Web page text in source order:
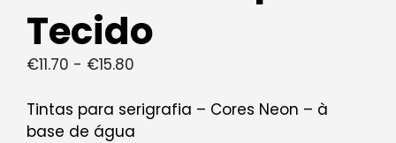
Tecido
€11.70 - €15.80
preços:
€11.70
Tintas para serigrafia – Cores Neon – à
base de água